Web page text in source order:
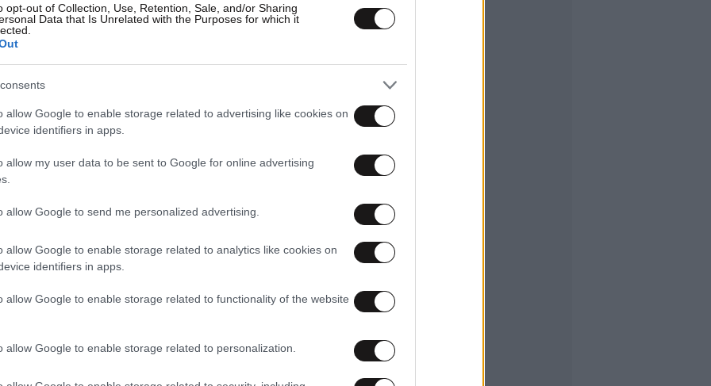
opt-out of Collection, Use, Retention, Sale, and/or Sharing
Data that Is Unrelated with the Purposes for which it
allow Google to enable storage related to advertising like cookies on
identifiers in apps.
allow my user data to be sent to Google for online advertising
allow Google to send me personalized advertising.
allow Google to enable storage related to analytics like cookies on
identifiers in apps.
allow Google to enable storage related to functionality of the website
allow Google to enable storage related to personalization.